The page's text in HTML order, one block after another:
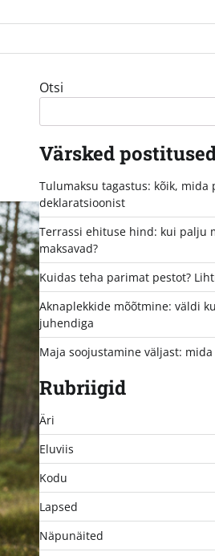
Otsi
Värsked
Tulumaksu tagastus: kõik, mida
deklaratsioonist
Terrassi ehituse hind: kui palju
maksavad?
Kuidas teha parimat pestot?
Aknaplekkide mõõtmine: väldi
juhendiga
Maja soojustamine väljast:
Rubriigid
Äri
Eluviis
Kodu
Lapsed
Näpunäited